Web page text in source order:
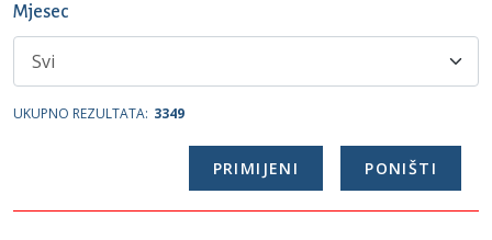
Mjesec
UKUPNO REZULTATA: 3349